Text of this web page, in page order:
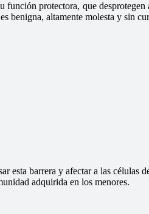
protectora, que
benigna, altamente molesta y sin
esta barrera y afectar a las células
adquirida en los menores.